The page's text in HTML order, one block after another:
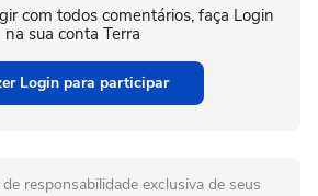
com todos comentários, faça Login
na sua conta Terra
Login para participar
responsabilidade exclusiva de seus